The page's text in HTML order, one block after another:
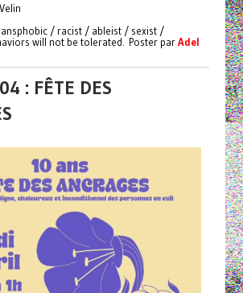
/ racist / ableist / sexist /
will not be tolerated. Poster parAdel
: FÊTE DES